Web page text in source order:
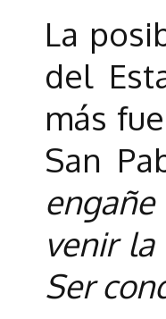
La
del
más
San
venir
Ser